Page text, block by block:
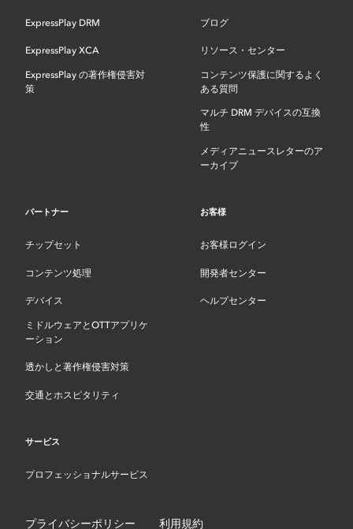
ExpressPlay DRM
ExpressPlay XCA
ExpressPlay の著作権侵害対
策
ブログ
リソース・センター
コンテンツ保護に関するよく
ある質問
マルチ DRM デバイスの互換
性
メディアニュースレターのア
ーカイブ
パートナー
チップセット
コンテンツ処理
デバイス
ミドルウェアとOTTアプリケ
ーション
透かしと著作権侵害対策
交通とホスピタリティ
お客様
お客様ログイン
開発者センター
ヘルプセンター
サービス
プロフェッショナルサービス
プライバシーポリシー 利用規約